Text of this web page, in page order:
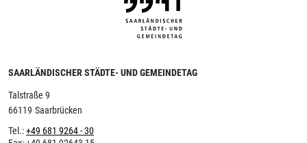
SAARLÄNDISCHER STÄDTE- UND GEMEINDETAG
Talstraße 9
66119 Saarbrücken
Tel.:+49 681 9264 - 30